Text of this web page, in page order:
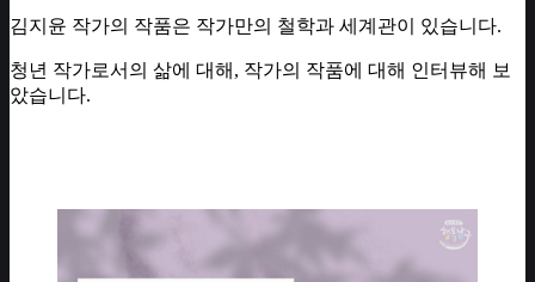
김지윤 작가의 작품은 작가만의 철학과 세계관이 있습니다.
청년 작가로서의 삶에 대해, 작가의 작품에 대해 인터뷰해 보
았습니다.